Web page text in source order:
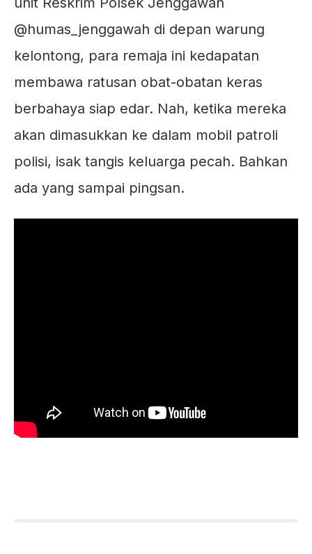
@humas_jenggawah di depan warung
kelontong, para remaja ini kedapatan
membawa ratusan obat-obatan keras
berbahaya siap edar. Nah, ketika mereka
akan dimasukkan ke dalam mobil patroli
polisi, isak tangis keluarga pecah. Bahkan
ada yang sampai pingsan.